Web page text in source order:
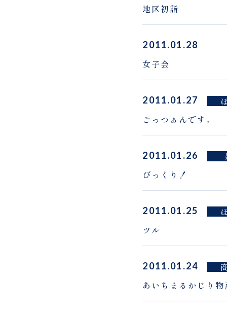
地区初詣
2011.01.28
女子会
2011.01.27
ごっつぁんです。
2011.01.26
びっくり！
2011.01.25
ツル
2011.01.24
あいちまるかじり物